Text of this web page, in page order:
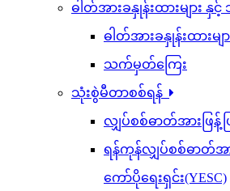
ဓါတ်အားခနှုန်းထားများ
ဓါတ်အားခနှုန်းထားမျာ
သက်မှတ်ကြေး
သုံးစွဲမီတာစစ်ရန်
လျှပ်စစ်ဓာတ်အားဖြန့်ဖ
ရန်ကုန်လျှပ်စစ်ဓာတ်အာ
ကော်ပိုရေးရှင်း(YESC)